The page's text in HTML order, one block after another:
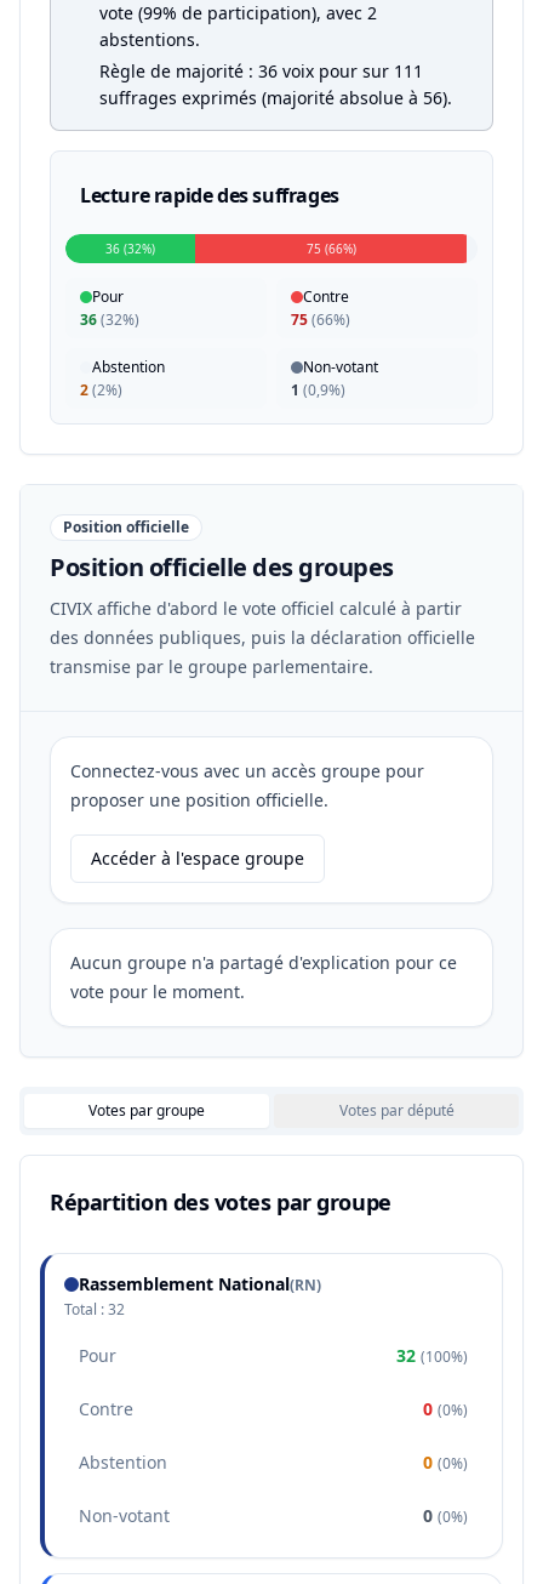
vote (99% de participation), avec 2
abstentions.
Règle de majorité : 36 voix pour sur 111
suffrages exprimés (majorité absolue à 56).
Lecture rapide des suffrages
36 (32%) 75 (66%)
Pour
36(32%)
Contre
75(66%)
Abstention
2(2%)
Non-votant
1 (0,9%)
Position officielle
Position officielle des groupes
CIVIX affiche d'abord le vote officiel calculé à partir
des données publiques, puis la déclaration officielle
transmise par le groupe parlementaire.
Connectez-vous avec un accès groupe pour
proposer une position officielle.
Accéder à l'espace groupe
Aucun groupe n'a partagé d'explication pour ce
vote pour le moment.
Votes par groupe Votes par député
Répartition des votes par groupe
Rassemblement National(RN)
Total :32
Pour 32 (100%)
Contre 0 (0%)
Abstention 0 (0%)
Non-votant 0 (0%)